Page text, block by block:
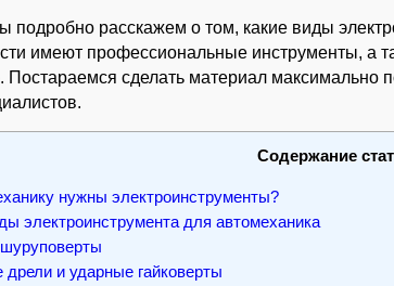
подробно расскажем о том, какие виды
имеют профессиональные инструменты, а
Постараемся сделать материал
Содержание
нужны электроинструменты?
электроинструмента для автомеханика
и ударные гайковерты